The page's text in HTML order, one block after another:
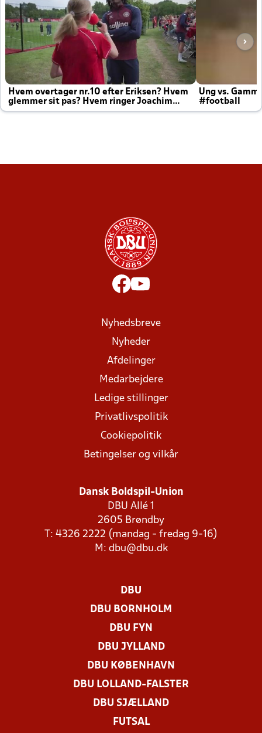
Hvem overtager nr.10 efter Eriksen? Hvem
glemmer sit pas? Hvem ringer Joachim
altid til efter kampe?
Ung vs.
#football
Nyhedsbreve
Nyheder
Afdelinger
Medarbejdere
Ledige stillinger
Privatlivspolitik
Cookiepolitik
Betingelser og vilkår
Dansk Boldspil-Union
DBU Allé 1
2605 Brøndby
T: 4326 2222 (mandag - fredag 9-16)
M: dbu@dbu.dk
DBU
DBU BORNHOLM
DBU FYN
DBU JYLLAND
DBU KØBENHAVN
DBU LOLLAND-FALSTER
DBU SJÆLLAND
FUTSAL